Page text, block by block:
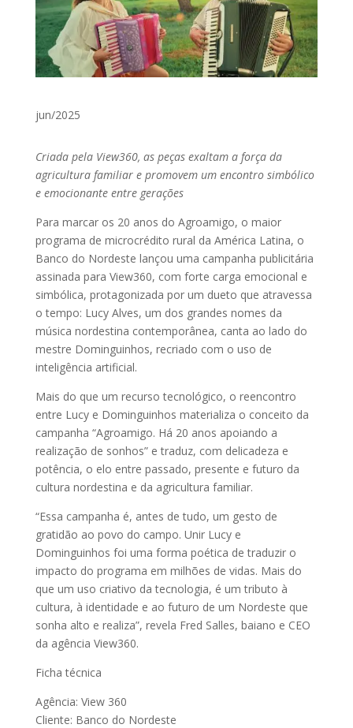
jun/2025
Criada pela View360, as peças exaltam a força da
agricultura familiar e promovem um encontro simbólico
e emocionante entre gerações
Para marcar os 20 anos do Agroamigo, o maior
programa de microcrédito rural da América Latina, o
Banco do Nordeste lançou uma campanha publicitária
assinada para View360, com forte carga emocional e
simbólica, protagonizada por um dueto que atravessa
o tempo: Lucy Alves, um dos grandes nomes da
música nordestina contemporânea, canta ao lado do
mestre Dominguinhos, recriado com o uso de
inteligência artificial.
Mais do que um recurso tecnológico, o reencontro
entre Lucy e Dominguinhos materializa o conceito da
campanha “Agroamigo. Há 20 anos apoiando a
realização de sonhos” e traduz, com delicadeza e
potência, o elo entre passado, presente e futuro da
cultura nordestina e da agricultura familiar.
“Essa campanha é, antes de tudo, um gesto de
gratidão ao povo do campo. Unir Lucy e
Dominguinhos foi uma forma poética de traduzir o
impacto do programa em milhões de vidas. Mais do
que um uso criativo da tecnologia, é um tributo à
cultura, à identidade e ao futuro de um Nordeste que
sonha alto e realiza”, revela Fred Salles, baiano e CEO
da agência View360.
Ficha técnica
Agência: View 360
Cliente: Banco do Nordeste